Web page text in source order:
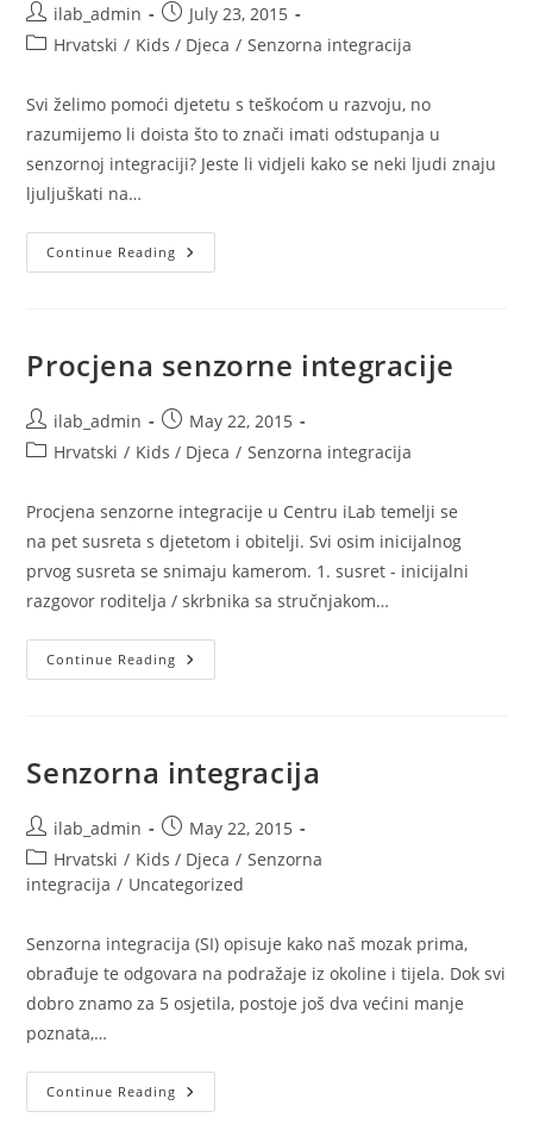
Post
author:
ilab_admin
Post
published:
July 23, 2015
PostHrvatski / Kids / Djeca / Senzorna integracija
Svi želimo pomoći djetetu s teškoćom u razvoju, no
razumijemo li doista što to znači imati odstupanja u
senzornoj integraciji? Jeste li vidjeli kako se neki ljudi znaju
ljuljuškati na…
Continue Reading Želite
Li
Osjeća
Odstupanjem
U
Senzornoj
Integraciji?
Procjena senzorne integracije
Post
author:
ilab_admin
Post
published:
May 22, 2015
PostHrvatski / Kids / Djeca / Senzorna integracija
Procjena senzorne integracije u Centru iLab temelji se
na pet susreta s djetetom i obitelji. Svi osim inicijalnog
prvog susreta se snimaju kamerom. 1. susret - inicijalni
razgovor roditelja / skrbnika sa stručnjakom…
Continue Reading Procjena
Senzorne
Senzorna integracija
Post
author:
ilab_admin
Post
published:
May 22, 2015
Post
category:
Hrvatski / Kids / Djeca / Senzorna
integracija / Uncategorized
Senzorna integracija (SI) opisuje kako naš mozak prima,
obrađuje te odgovara na podražaje iz okoline i tijela. Dok svi
dobro znamo za 5 osjetila, postoje još dva većini manje
poznata,…
Continue Reading Senzorna
Integracija